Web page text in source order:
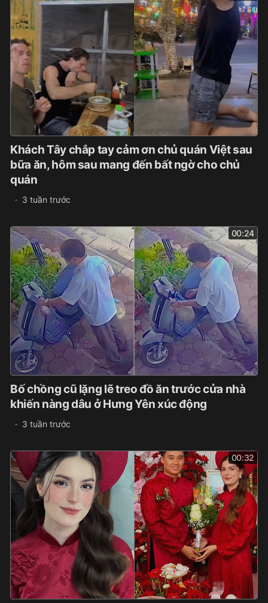
Khách Tây chắp tay cảm ơn chủ quán Việt sau
bữa ăn, hôm sau mang đến bất ngờ cho chủ
quán
3 tuần trước
00:24
Bố chồng cũ lặng lẽ treo đồ ăn trước cửa nhà
khiến nàng dâu ở Hưng Yên xúc động
3 tuần trước
00:32